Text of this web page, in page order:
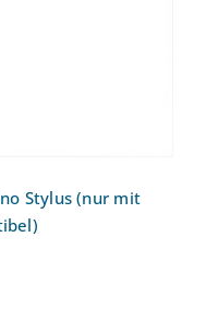
Stylus (nur mit